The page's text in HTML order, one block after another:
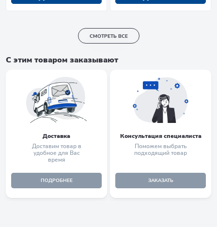
СМОТРЕТЬ ВСЕ
С этим товаром заказывают
Доставка
Доставим товар в
удобное для Вас
время
ПОДРОБНЕЕ
Консультация специалиста
Поможем выбрать
подходящий товар
ЗАКАЗАТЬ